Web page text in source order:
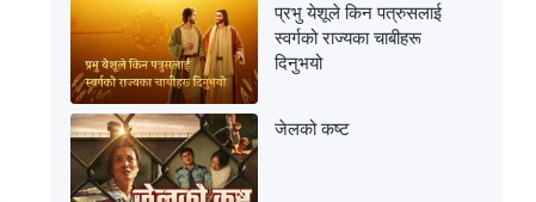
प्रभु येशूले किन पत्रुसलाई
स्वर्गको राज्यका चाबीहरू
दिनुभयो
जेलको कष्ट